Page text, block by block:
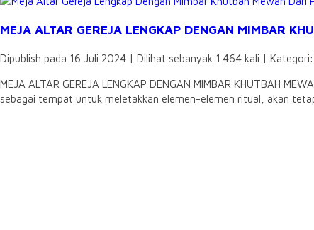
MEJA ALTAR GEREJA LENGKAP DENGAN MIMBAR
Dipublish pada 16 Juli 2024 | Dilihat sebanyak 1.464 kali | Kategori:
MEJA ALTAR GEREJA LENGKAP DENGAN MIMBAR KHUTBAH
sebagai tempat untuk meletakkan elemen-elemen ritual, akan